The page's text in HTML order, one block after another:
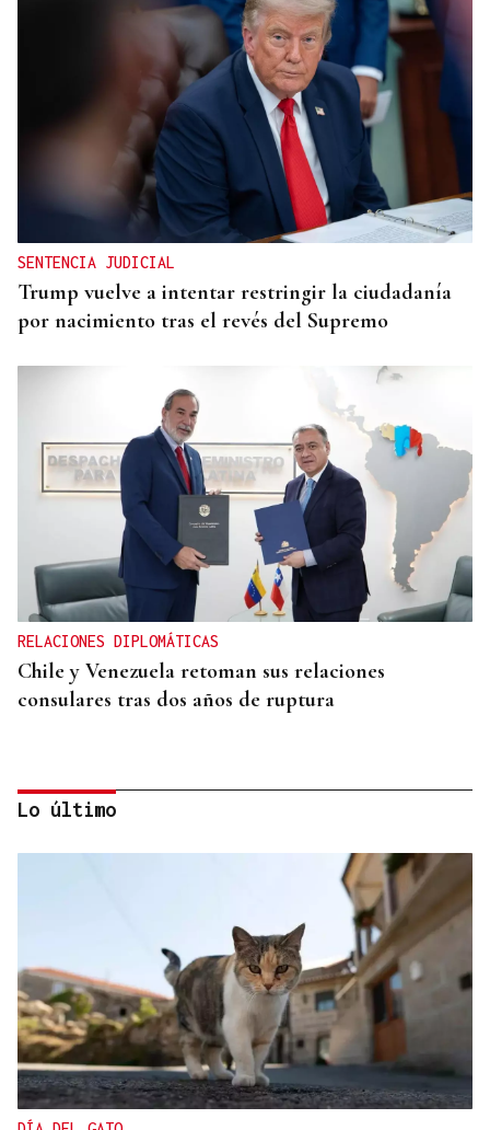
SENTENCIA JUDICIAL
Trump vuelve a intentar restringir la ciudadanía
por nacimiento tras el revés del Supremo
RELACIONES DIPLOMÁTICAS
Chile y Venezuela retoman sus relaciones
consulares tras dos años de ruptura
TOMA DE POSESIÓN
El Rey acudirá a la toma de posesión de De la
Espriella como presidente de Colombia
Lo último